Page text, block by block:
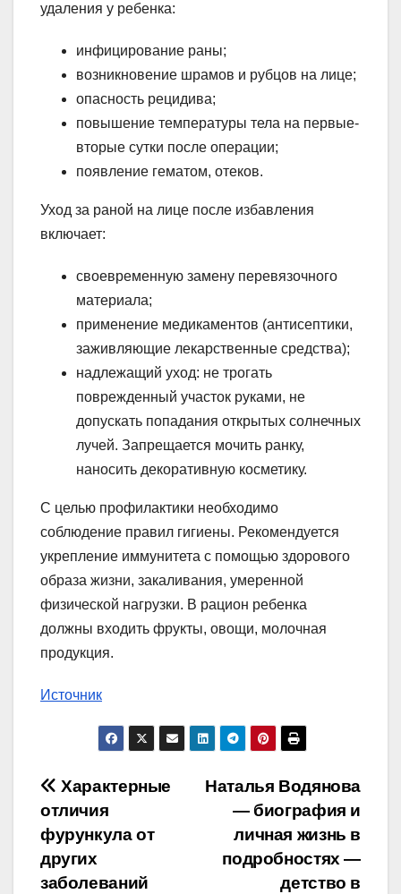
удаления у ребенка:
инфицирование раны;
возникновение шрамов и рубцов на лице;
опасность рецидива;
повышение температуры тела на первые-
вторые сутки после операции;
появление гематом, отеков.
Уход за раной на лице после избавления
включает:
своевременную замену перевязочного
материала;
применение медикаментов (антисептики,
заживляющие лекарственные средства);
надлежащий уход: не трогать
поврежденный участок руками, не
допускать попадания открытых солнечных
лучей. Запрещается мочить ранку,
наносить декоративную косметику.
С целью профилактики необходимо
соблюдение правил гигиены. Рекомендуется
укрепление иммунитета с помощью здорового
образа жизни, закаливания, умеренной
физической нагрузки. В рацион ребенка
должны входить фрукты, овощи, молочная
продукция.
Источник
Навигация
по
записям
Наталья Водянова
— биография и
личная жизнь в
подробностях —
детство в
Характерные
отличия
фурункула от
других
заболеваний